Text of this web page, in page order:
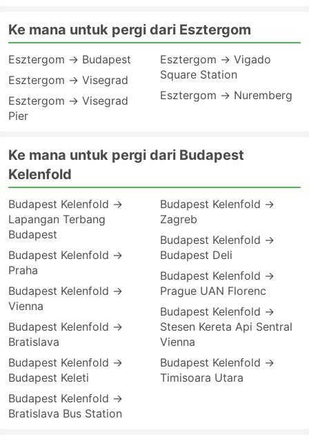
Ke mana untuk pergi dari Esztergom
Esztergom → Budapest
Esztergom → Visegrad
Esztergom → Visegrad
Pier
Esztergom → Vigado
Square Station
Esztergom → Nuremberg
Ke mana untuk pergi dari Budapest
Kelenfold
Budapest Kelenfold →
Lapangan Terbang
Budapest
Budapest Kelenfold →
Praha
Budapest Kelenfold →
Vienna
Budapest Kelenfold →
Bratislava
Budapest Kelenfold →
Budapest Keleti
Budapest Kelenfold →
Bratislava Bus Station
Budapest Kelenfold →
Zagreb
Budapest Kelenfold →
Budapest Deli
Budapest Kelenfold →
Prague UAN Florenc
Budapest Kelenfold →
Stesen Kereta Api Sentral
Vienna
Budapest Kelenfold →
Timisoara Utara